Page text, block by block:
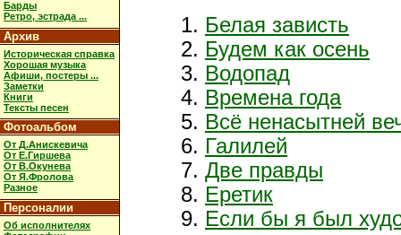
Барды
Ретро, эстрада ...
Архив
Историческая справка
Хорошая музыка
Афиши, постеры ...
Заметки
Книги
Тексты песен
Фотоальбом
От Д.Анискевича
От Е.Гиршева
От В.Окунева
От Я.Фролова
Разное
Персоналии
Об исполнителях
Белая зависть
Будем как осень
Водопад
Времена года
Всё ненасытней
Галилей
Две правды
Еретик
Если бы я был